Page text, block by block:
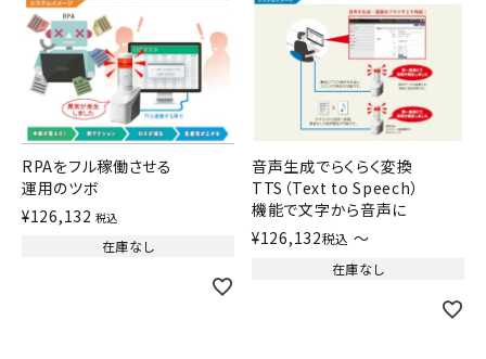
RPAをフル稼働させる
運用のツボ
¥126,132 税込
在庫なし
音声生成でらくらく変換
TTS（Text to Speech）
機能で文字から音声に
¥126,132税込 〜
在庫なし